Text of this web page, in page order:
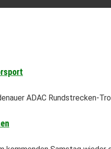
ADAC Rundstrecken-